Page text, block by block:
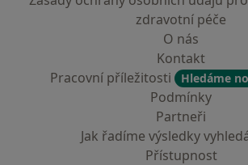
zdravotní péče
O nás
Kontakt
Pracovní příležitosti
Hledáme
Podmínky
Partneři
Jak řadíme výsledky
Přístupnost